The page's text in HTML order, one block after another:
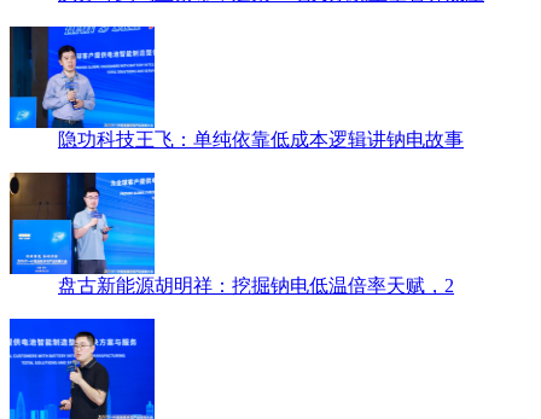
隐功科技王飞：单纯依靠低成本逻辑讲钠电故事
盘古新能源胡明祥：挖掘钠电低温倍率天赋，2